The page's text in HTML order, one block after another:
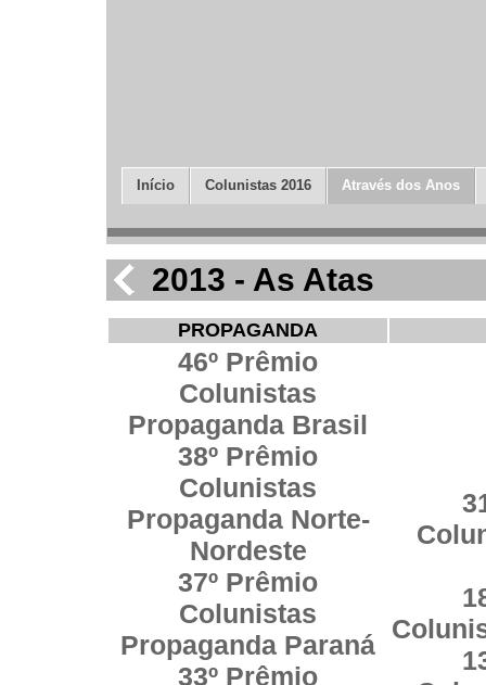
Início Colunistas 2016 Através dos Anos
2013 - As Atas
PROPAGANDA
46º Prêmio
Colunistas
Propaganda Brasil
38º Prêmio
Colunistas
Propaganda Norte-
Nordeste
37º Prêmio
Colunistas
Propaganda Paraná
33º Prêmio